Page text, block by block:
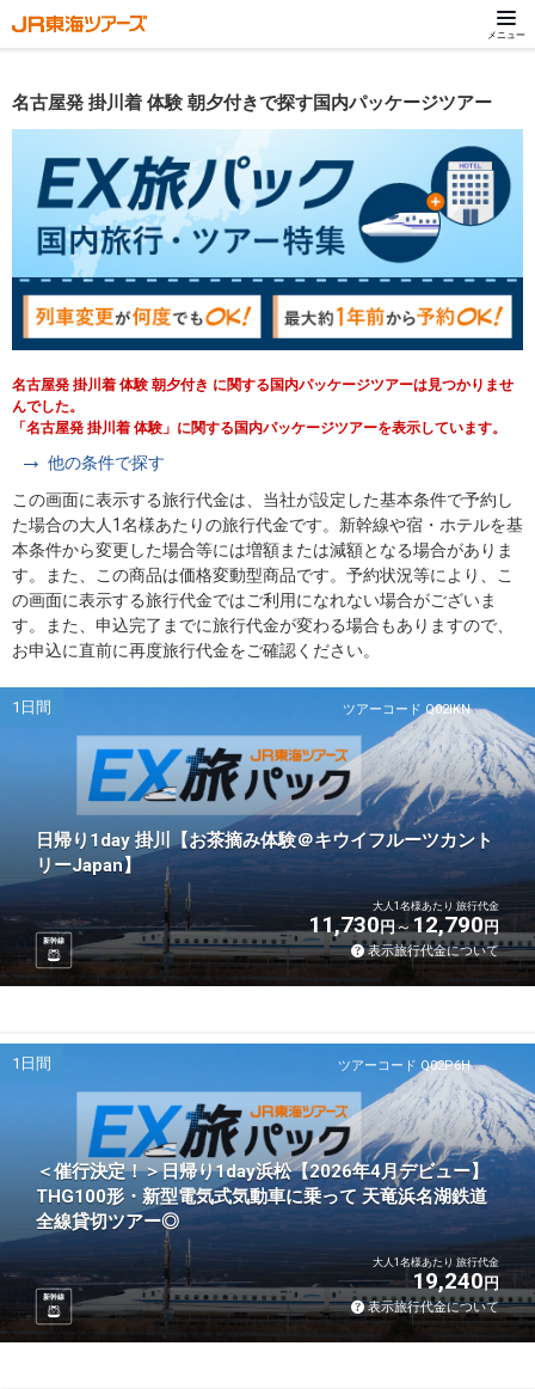
メニュー
名古屋発 掛川着 体験 朝夕付きで探す国内パッケージツアー
名古屋発 掛川着 体験 朝夕付き に関する国内パッケージツアーは見つかりませ
んでした。
「名古屋発 掛川着 体験」に関する国内パッケージツアーを表示しています。
他の条件で探す
この画面に表示する旅行代金は、当社が設定した基本条件で予約し
た場合の大人1名様あたりの旅行代金です。新幹線や宿・ホテルを基
本条件から変更した場合等には増額または減額となる場合がありま
す。また、この商品は価格変動型商品です。予約状況等により、こ
の画面に表示する旅行代金ではご利用になれない場合がございま
す。また、申込完了までに旅行代金が変わる場合もありますので、
お申込に直前に再度旅行代金をご確認ください。
ツアーコード Q02IKN
1日間
日帰り1day 掛川【お茶摘み体験＠キウイフルーツカント
リーJapan】
新幹線
大人1名様あたり 旅行代金
11,730円 12,790円
表示旅行代金について
ツアーコード Q02P6H
1日間
＜催行決定！＞日帰り1day浜松【2026年4月デビュー】
THG100形・新型電気式気動車に乗って 天竜浜名湖鉄道
全線貸切ツアー◎
新幹線
大人1名様あたり 旅行代金
19,240円
表示旅行代金について